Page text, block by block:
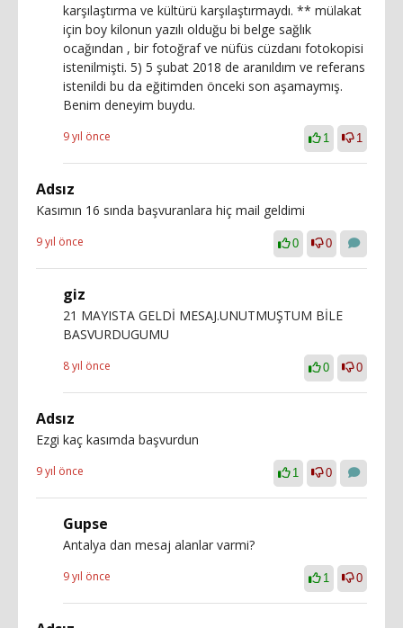
karşılaştırma ve kültürü karşılaştırmaydı. ** mülakat
için boy kilonun yazılı olduğu bi belge sağlık
ocağından , bir fotoğraf ve nüfüs cüzdanı fotokopisi
istenilmişti. 5) 5 şubat 2018 de aranıldım ve referans
istenildi bu da eğitimden önceki son aşamaymış.
Benim deneyim buydu.
9 yıl önce 1 1
Adsız
Kasımın 16 sında başvuranlara hiç mail geldimi
9 yıl önce 0 0
giz
21 MAYISTA GELDİ MESAJ.UNUTMUŞTUM BİLE
BASVURDUGUMU
8 yıl önce 0 0
Adsız
Ezgi kaç kasımda başvurdun
9 yıl önce 1 0
Gupse
Antalya dan mesaj alanlar varmi?
9 yıl önce 1 0